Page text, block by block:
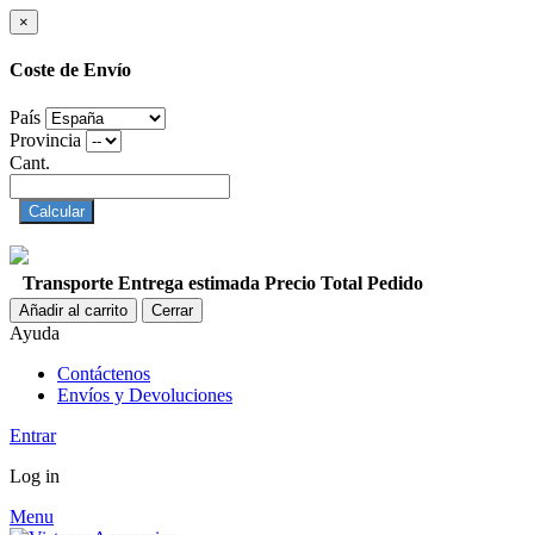
×
Coste de Envío
País
Provincia
Cant.
Calcular
Transporte Entrega estimada Precio Total Pedido
Añadir al carrito Cerrar
Ayuda
Contáctenos
Envíos y Devoluciones
Entrar
Log in
Menu